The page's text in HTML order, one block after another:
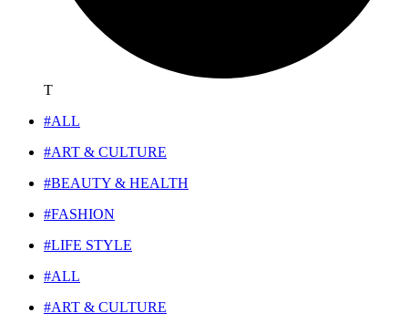
T
#ALL
#ART & CULTURE
#BEAUTY & HEALTH
#FASHION
#LIFE STYLE
#ALL
#ART & CULTURE